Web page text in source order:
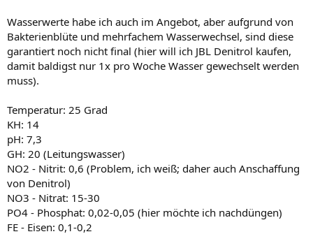
Wasserwerte habe ich auch im Angebot, aber aufgrund von
Bakterienblüte und mehrfachem Wasserwechsel, sind diese
garantiert noch nicht final (hier will ich JBL Denitrol kaufen,
damit baldigst nur 1x pro Woche Wasser gewechselt werden
muss).
Temperatur: 25 Grad
KH: 14
pH: 7,3
GH: 20 (Leitungswasser)
NO2 - Nitrit: 0,6 (Problem, ich weiß; daher auch Anschaffung
von Denitrol)
NO3 - Nitrat: 15-30
PO4 - Phosphat: 0,02-0,05 (hier möchte ich nachdüngen)
FE - Eisen: 0,1-0,2